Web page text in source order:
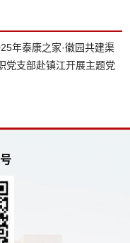
年泰康之家·徽园共建渠
党支部赴镇江开展主题党